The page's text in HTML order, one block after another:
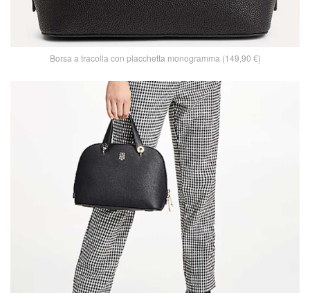
Borsa a tracolla con placchetta monogramma (149,90 €)